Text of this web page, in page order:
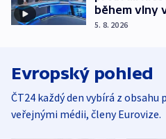
během vlny
5. 8. 2026
Evropský pohled
ČT24 každý den vybírá z
veřejnými médii, členy Eurovize.